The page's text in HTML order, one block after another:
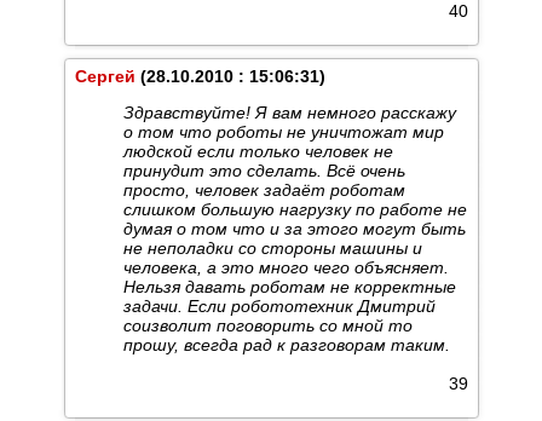
40
Сергей (28.10.2010 : 15:06:31)
Здравствуйте! Я вам немного расскажу
о том что роботы не уничтожат мир
людской если только человек не
принудит это сделать. Всё очень
просто, человек задаёт роботам
слишком большую нагрузку по работе не
думая о том что и за этого могут быть
не неполадки со стороны машины и
человека, а это много чего объясняет.
Нельзя давать роботам не корректные
задачи. Если робототехник Дмитрий
соизволит поговорить со мной то
прошу, всегда рад к разговорам таким.
39